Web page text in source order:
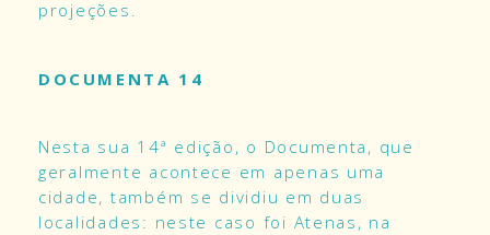
projeções.
DOCUMENTA 14
Nesta sua 14ª edição, o Documenta , que
geralmente acontece em apenas uma
cidade, também se dividiu em duas
localidades: neste caso foi Atenas, na